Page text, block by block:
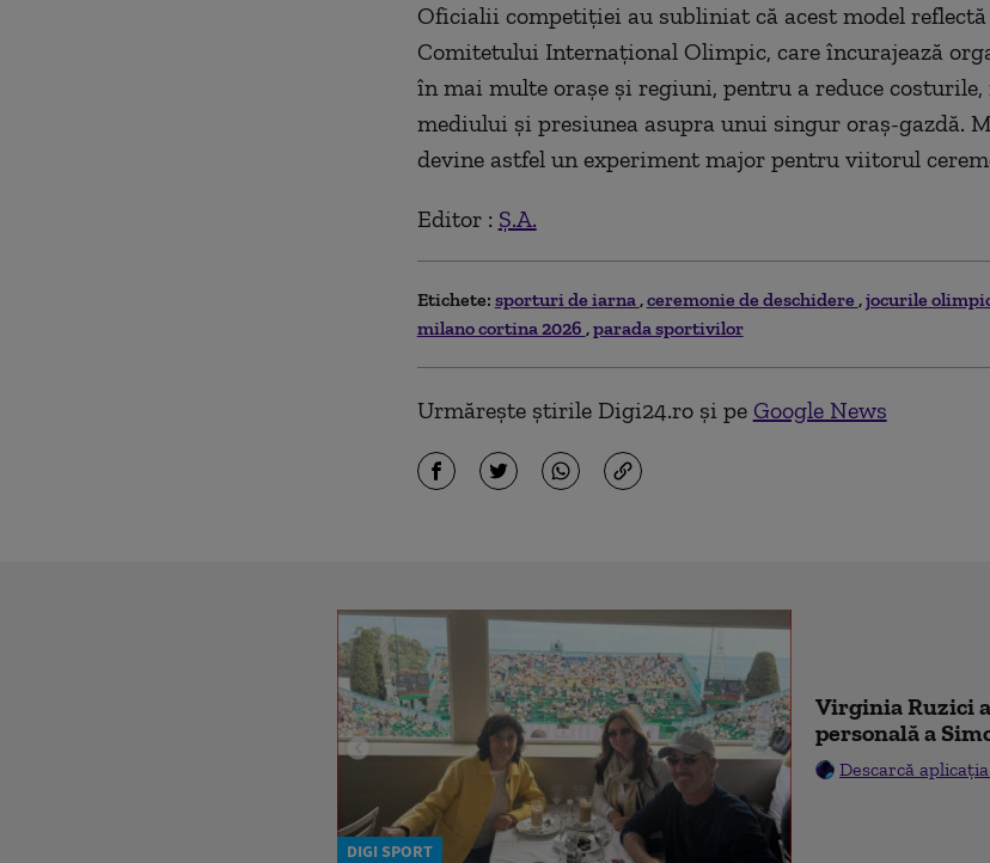
Oficialii competiției au subliniat că acest model
Comitetului Internațional Olimpic, care încurajează
în mai multe orașe și regiuni, pentru a reduce
mediului și presiunea asupra unui singur oraș-gazdă.
devine astfel un experiment major pentru viitorul
Editor : Ș.A.
Etichete: sporturi de iarna ceremonie de deschidere jocurile
milano cortina 2026 parada sportivilor
Urmărește știrile Digi24.ro și pe Google News
DIGI SPORT
Virginia Ruzici
personală a
Descarcă